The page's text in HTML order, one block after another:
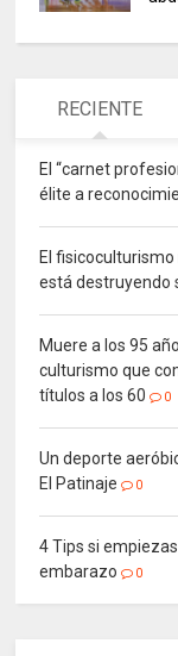
RECIENTE
El “carnet
élite a
El
está destruyendo
Muere a los 95
culturismo que
títulos a los 60
0
Un deporte
El Patinaje
0
4 Tips si
embarazo
0